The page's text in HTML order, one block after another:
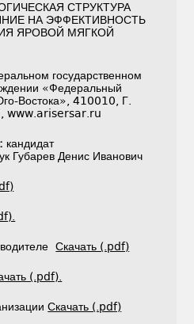
СТРУКТУРА
НА ЭФФЕКТИВНОСТЬ
ЯРОВОЙ МЯГКОЙ
государственном
«Федеральный
Востока», 410010, Г.
www.arisersar.ru
кандидат
Губарев Денис Иванович
Скачать (.pdf)
(.pdf).
Скачать (.pdf)